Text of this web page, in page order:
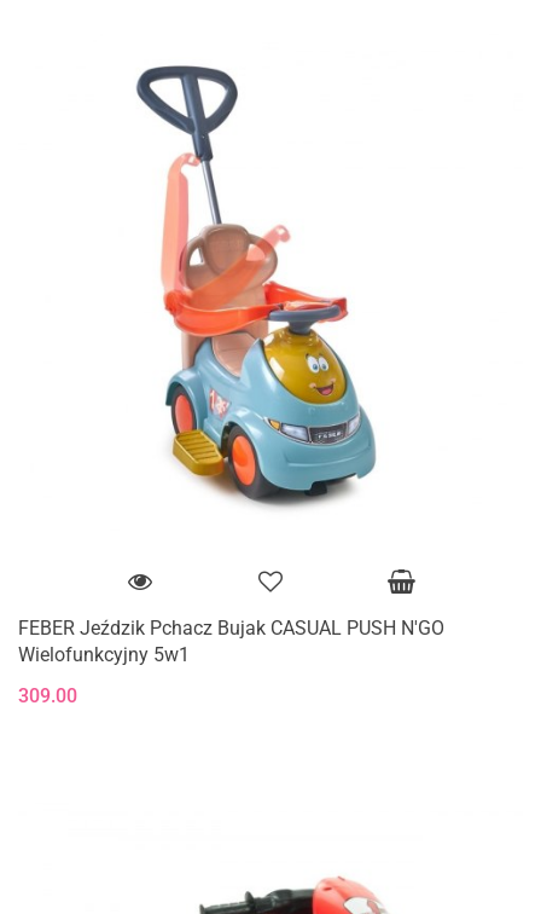
FEBER Jeździk Pchacz Bujak CASUAL PUSH N'GO
Wielofunkcyjny 5w1
309.00